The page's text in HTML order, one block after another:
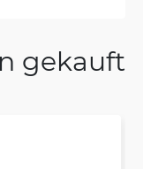
gekauft